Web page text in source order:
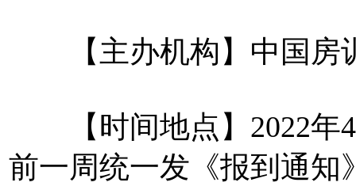
【主办机构】中国房
【时间地点】2022年4
前一周统一发《报到通知